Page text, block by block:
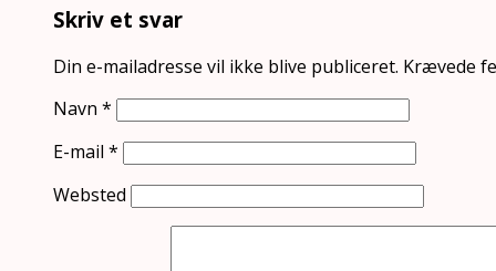
Skriv et svar
Din e-mailadresse vil ikke blive publiceret. Krævede
Navn *
E-mail *
Websted